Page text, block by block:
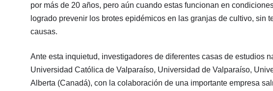
por más de 20 años, pero aún cuando estas funcionan en
logrado prevenir los brotes epidémicos en las granjas de cultivo, sin
causas.
Ante esta inquietud, investigadores de diferentes casas de estudios
Universidad Católica de Valparaíso, Universidad de Valparaíso,
Alberta (Canadá), con la colaboración de una importante empresa